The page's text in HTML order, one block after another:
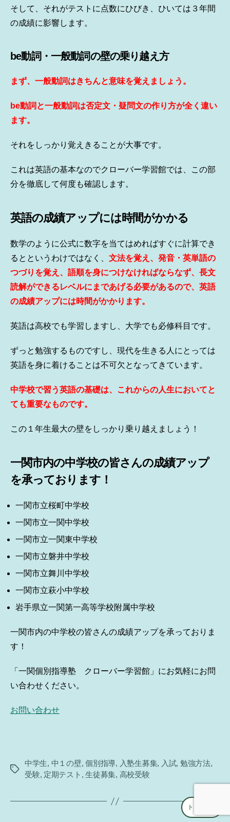
そして、それがテストに点数にひびき、ひいては３年間
の成績に影響します。
be動詞・一般動詞の壁の乗り越え方
まず、一般動詞はきちんと意味を覚えましょう。
be動詞と一般動詞は否定文・疑問文の作り方が全く違い
ます。
それをしっかり覚えきることが大事です。
これは英語の基本なのでクローバー学習館では、この部
分を徹底して何度も確認します。
英語の成績アップには時間がかかる
数学のように公式に数字を当てはめればすぐに計算でき
るとというわけではなく、 文法を覚え、発音・英単語の
つづりを覚え、語順を身につけなければならなず、長文
読解ができるレベルにまであげる必要があるので、英語
の成績アップには時間がかかります。
英語は高校でも学習しますし、大学でも必修科目です。
ずっと勉強するものですし、現代を生きる人にとっては
英語を身に着けることは不可欠となってきています。
中学校で習う英語の基礎は、これからの人生においてと
ても重要なものです。
この１年生最大の壁をしっかり乗り越えましょう！
一関市内の中学校の皆さんの成績アップ
を承っております！
一関市立桜町中学校
一関市立一関中学校
一関市立一関東中学校
一関市立磐井中学校
一関市立舞川中学校
一関市立萩小中学校
岩手県立一関第一高等学校附属中学校
一関市内の中学校の皆さんの成績アップを承っておりま
す！
「一関個別指導塾 クローバー学習館」にお気軽にお問
い合わせください。
お問い合わせ
タ
中学生, 中１の壁,個別指導, 入塾生募集, 入試, 勉強方法,
受験, 定期テスト ,生徒募集, 高校受験
トップへ